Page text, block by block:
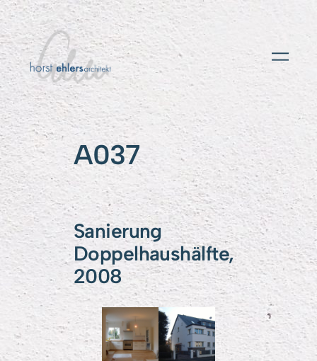
A037
Sanierung
Doppelhaushälfte,
2008